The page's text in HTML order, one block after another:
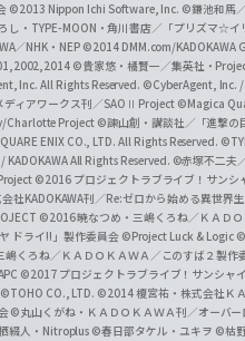
i
c
i
a
l
C
h
a
n
n
e
©2013 Nippon Ichi Software, Inc. ©鎌池和馬
し・TYPE-MOON・角川書店／「プリズマ☆イ
／NHK・NEP ©2014 DMM.com/KADOKAWA
©貴家悠・橘賢一／集英社・
Inc. All Rights Reserved. ©CyberAgent, Inc.
ィアワークス刊／SAOⅡ Project ©Magica
Charlotte Project ©諫山創・講談社／「進撃の
ENIX CO., LTD. All Rights Reserved.
All Rights Reserved. ©赤塚不二夫
©2016 プロジェクトラブライブ！サンシ
社KADOKAWA刊／Re:ゼロから始める異世界
©2016 暁なつめ・三嶋くろね／ＫＡＤ
ドライ!!」製作委員会 ©Project Luck & Logic
くろね／ＫＡＤＯＫＡＷＡ／このすば２製作
©2017 プロジェクトラブライブ！サンシャ
CO., LTD. ©2014 榎宮祐・株式会社Ｋ
©丸山くがね・ＫＡＤＯＫＡＷＡ刊／オーバ
綴人・Nitroplus ©春日部タケル・ユキヲ ©枯